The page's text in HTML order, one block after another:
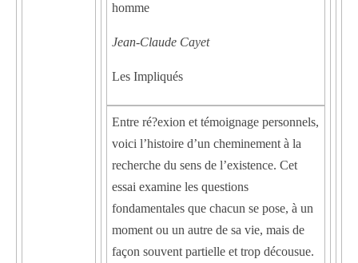
homme
Jean-Claude Cayet
Les Impliqués
Entre ré?exion et témoignage personnels,
voici l’histoire d’un cheminement à la
recherche du sens de l’existence. Cet
essai examine les questions
fondamentales que chacun se pose, à un
moment ou un autre de sa vie, mais de
façon souvent partielle et trop décousue.